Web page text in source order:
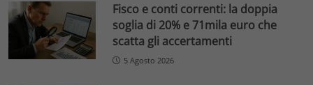
Fisco e conti correnti: la doppia
soglia di 20% e 71mila euro che
scatta gli accertamenti
5 Agosto 2026